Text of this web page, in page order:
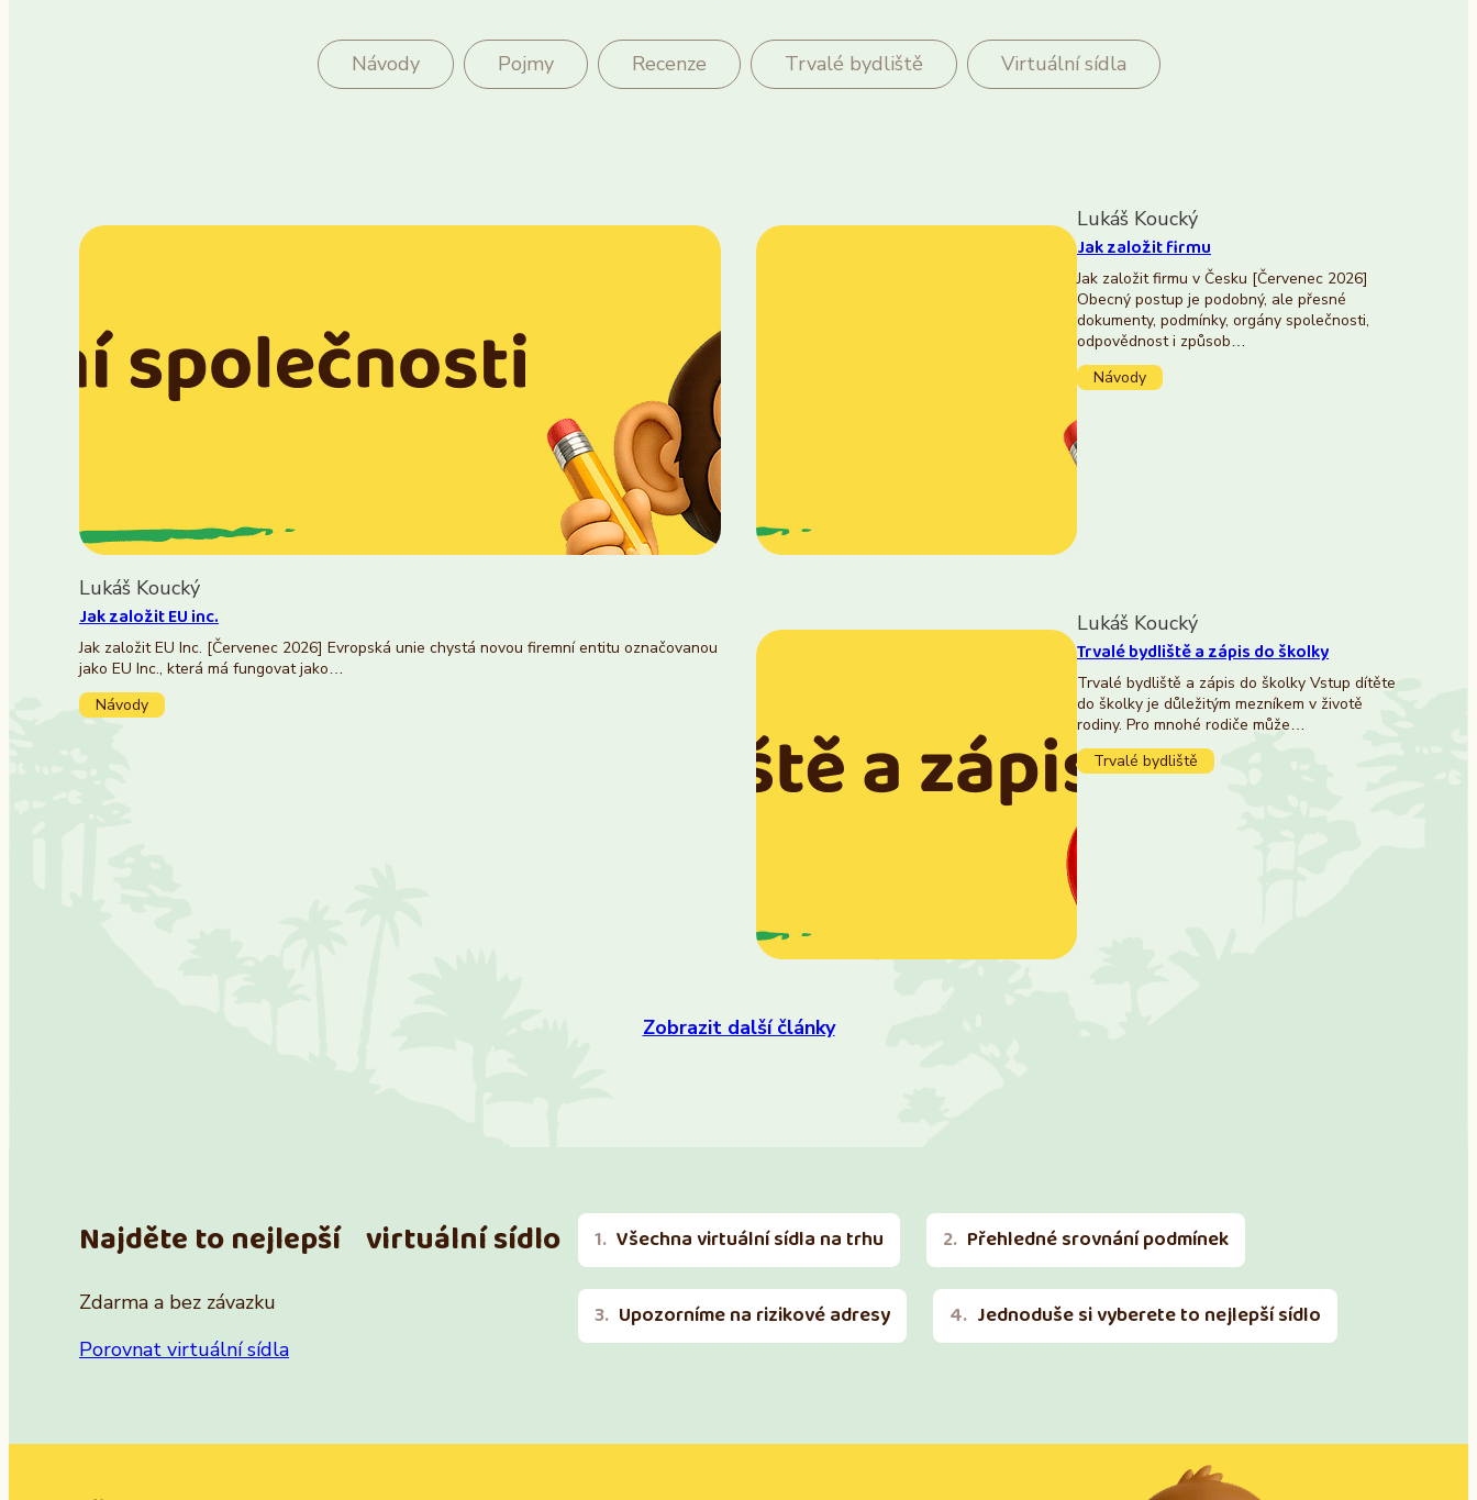
Návody Pojmy Recenze Trvalé bydliště Virtuální sídla
Lukáš Koucký
Jak založit EU inc.
Jak založit EU Inc. [Červenec 2026] Evropská unie chystá novou firemní entitu označovanou
jako EU Inc., která má fungovat jako…
Návody
Lukáš Koucký
Jak založit firmu
Jak založit firmu v Česku [Červenec 2026]
Obecný postup je podobný, ale přesné
dokumenty, podmínky, orgány společnosti,
odpovědnost i způsob…
Návody
Lukáš Koucký
Trvalé bydliště a zápis do školky
Trvalé bydliště a zápis do školky Vstup dítěte
do školky je důležitým mezníkem v životě
rodiny. Pro mnohé rodiče může…
Trvalé bydliště
Zobrazit další články
Najděte to nejlepší virtuální sídlo
Zdarma a bez závazku
Porovnat virtuální sídla
Všechna virtuální sídla na trhu Přehledné srovnání podmínek
Upozorníme na rizikové adresy Jednoduše si vyberete to nejlepší sídlo